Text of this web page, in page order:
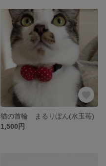
猫の首輪 まるりぼん(水玉苺)
1,500円